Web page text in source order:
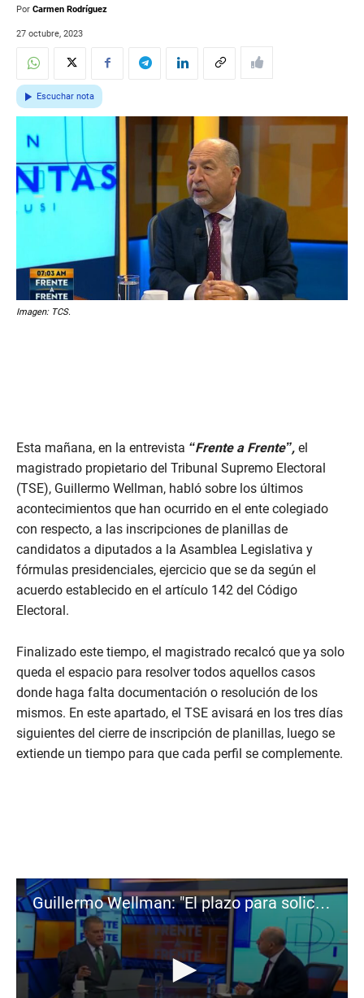
Por Carmen Rodríguez
27 octubre, 2023
Escuchar nota
Imagen: TCS.
Esta mañana, en la entrevista “Frente a Frente”, el
magistrado propietario del Tribunal Supremo Electoral
(TSE), Guillermo Wellman, habló sobre los últimos
acontecimientos que han ocurrido en el ente colegiado
con respecto, a las inscripciones de planillas de
candidatos a diputados a la Asamblea Legislativa y
fórmulas presidenciales, ejercicio que se da según el
acuerdo establecido en el artículo 142 del Código
Electoral.
Finalizado este tiempo, el magistrado recalcó que ya solo
queda el espacio para resolver todos aquellos casos
donde haga falta documentación o resolución de los
mismos. En este apartado, el TSE avisará en los tres días
siguientes del cierre de inscripción de planillas, luego se
extiende un tiempo para que cada perfil se complemente.
Guillermo Wellman: "El plazo para solicitar inscripción ya terminó"